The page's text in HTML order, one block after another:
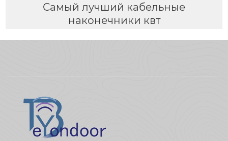
Самый лучший кабельные
наконечники квт